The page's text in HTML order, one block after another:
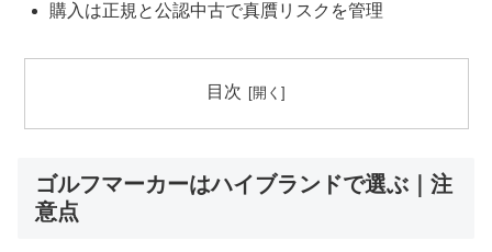
購入は正規と公認中古で真贋リスクを管理
目次
ゴルフマーカーはハイブランドで選ぶ｜注
意点